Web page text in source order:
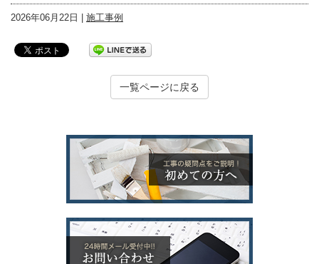
2026年06月22日 | 施工事例
一覧ページに戻る